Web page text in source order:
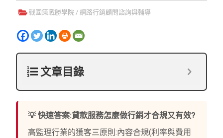
戰國策戰勝學院 /網路行銷顧問諮詢與輔導
文章目錄
💡 快速答案:貸款服務怎麼做行銷才合規又有效?
高監理行業的獲客三原則:內容合規(利率與費用